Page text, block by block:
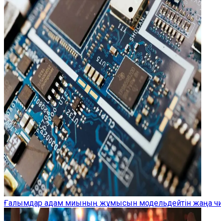
Ғалымдар адам миының жұмысын модельдейтін жаңа